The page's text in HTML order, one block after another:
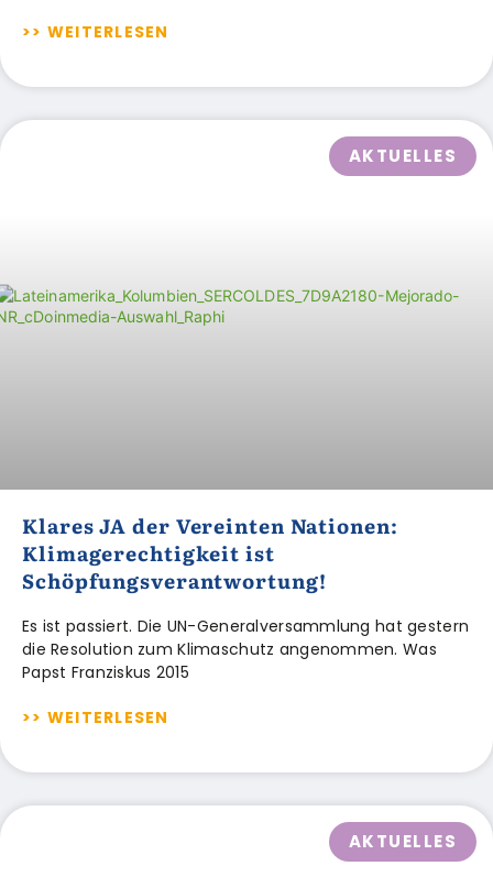
>> WEITERLESEN
AKTUELLES
Klares JA der Vereinten Nationen:
Klimagerechtigkeit ist
Schöpfungsverantwortung!
Es ist passiert. Die UN-Generalversammlung hat gestern
die Resolution zum Klimaschutz angenommen. Was
Papst Franziskus 2015
>> WEITERLESEN
AKTUELLES